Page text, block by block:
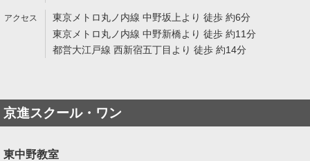
東京メトロ丸ノ内線 中野坂上より 徒歩 約6分
東京メトロ丸ノ内線 中野新橋より 徒歩 約11分
都営大江戸線 西新宿五丁目より 徒歩 約14分
京進スクール・ワン
東中野教室